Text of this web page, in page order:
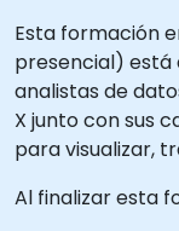
Esta formación
presencial) está
analistas de
X junto con sus
para visualizar,
Al finalizar esta